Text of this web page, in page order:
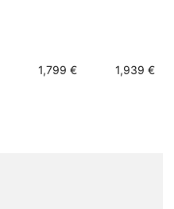
1,799 € 1,939 €